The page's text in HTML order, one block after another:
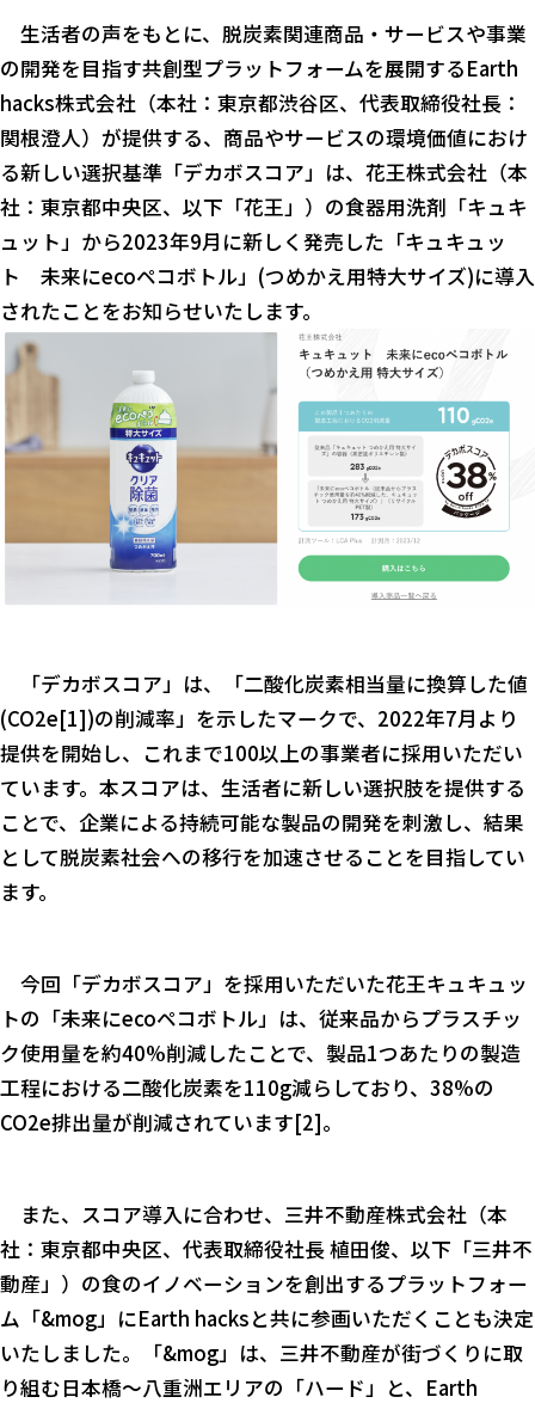
生活者の声をもとに、脱炭素関連商品・サービスや事業
の開発を目指す共創型プラットフォームを展開するEarth
hacks株式会社（本社：東京都渋谷区、代表取締役社長：
関根澄人）が提供する、商品やサービスの環境価値におけ
る新しい選択基準「デカボスコア」は、花王株式会社（本
社：東京都中央区、以下「花王」）の食器用洗剤「キュキ
ュット」から2023年9月に新しく発売した「キュキュッ
ト 未来にecoペコボトル」(つめかえ用特大サイズ)に導入
されたことをお知らせいたします。
「デカボスコア」は、「二酸化炭素相当量に換算した値
(CO2e[1])の削減率」を示したマークで、2022年7月より
提供を開始し、これまで100以上の事業者に採用いただい
ています。本スコアは、生活者に新しい選択肢を提供する
ことで、企業による持続可能な製品の開発を刺激し、結果
として脱炭素社会への移行を加速させることを目指してい
ます。
今回「デカボスコア」を採用いただいた花王キュキュッ
トの「未来にecoペコボトル」は、従来品からプラスチッ
ク使用量を約40%削減したことで、製品1つあたりの製造
工程における二酸化炭素を110g減らしており、38%の
CO2e排出量が削減されています[2]。
また、スコア導入に合わせ、三井不動産株式会社（本
社：東京都中央区、代表取締役社長 植田俊、以下「三井不
動産」）の食のイノベーションを創出するプラットフォー
ム「&mog」にEarth hacksと共に参画いただくことも決定
いたしました。「&mog」は、三井不動産が街づくりに取
り組む日本橋～八重洲エリアの「ハード」と、Earth